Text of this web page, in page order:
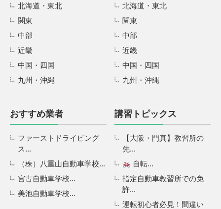
北海道・東北
関東
中部
近畿
中国・四国
九州・沖縄
北海道・東北
関東
中部
近畿
中国・四国
九州・沖縄
おすすめ業者
ファーストドライビング
ス...
（株）八重山自動車学校...
宮古自動車学校...
美池自動車学校...
講習トピックス
【大阪・門真】教習所の
先...
自転...
指定自動車教習所での免
許...
運転初心者必見！間違い